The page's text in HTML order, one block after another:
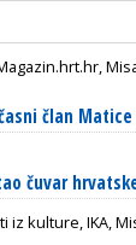
član
čuvar
iz kulture, IKA,